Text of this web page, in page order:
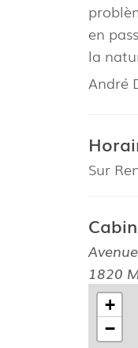
en
la
André
Sur
1820
+
−